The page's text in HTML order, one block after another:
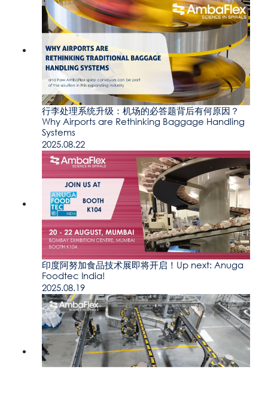
行李处理系统升级：机场的必答题背后有何原因？
Why Airports are Rethinking Baggage Handling
Systems
2025.08.22
印度阿努加食品技术展即将开启！Up next: Anuga
Foodtec India!
2025.08.19